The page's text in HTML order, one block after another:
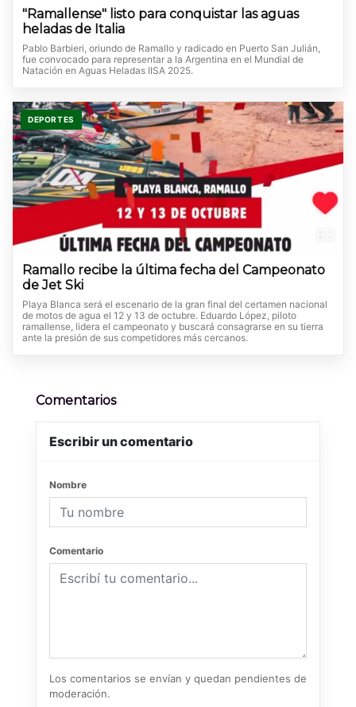
"Ramallense" listo para conquistar las aguas
heladas de Italia
Pablo Barbieri, oriundo de Ramallo y radicado en Puerto San Julián,
fue convocado para representar a la Argentina en el Mundial de
Natación en Aguas Heladas IISA 2025.
DEPORTES
Ramallo recibe la última fecha del Campeonato
de Jet Ski
Playa Blanca será el escenario de la gran final del certamen nacional
de motos de agua el 12 y 13 de octubre. Eduardo López, piloto
ramallense, lidera el campeonato y buscará consagrarse en su tierra
ante la presión de sus competidores más cercanos.
Comentarios
Escribir un comentario
Nombre
Comentario
Los comentarios se envían y quedan pendientes de
moderación.